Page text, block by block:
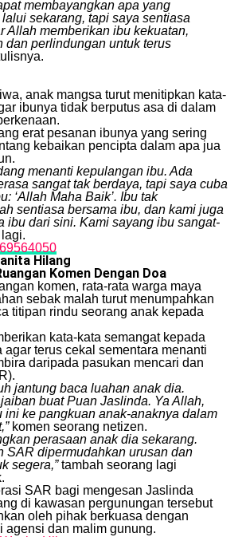
membayangkan apa yang
sekarang, tapi saya sentiasa
Allah memberikan ibu kekuatan,
dan perlindungan untuk terus
anak mangsa turut menitipkan kata-
ibunya tidak berputus asa di dalam
erat pesanan ibunya yang sering
kebaikan pencipta dalam apa jua
menanti kepulangan ibu. Ada
sangat tak berdaya, tapi saya cuba
‘Allah Maha Baik’. Ibu tak
sentiasa bersama ibu, dan kami juga
ibu dari sini. Kami sayang ibu sangat-
Hilang
Komen Dengan Doa
komen, rata-rata warga maya
sebak malah turut menumpahkan
titipan rindu seorang anak kepada
kata-kata semangat kepada
agar terus cekal sementara menanti
daripada pasukan mencari dan
jantung baca luahan anak dia.
buat Puan Jaslinda. Ya Allah,
ini ke pangkuan anak-anaknya dalam
komen seorang netizen.
perasaan anak dia sekarang.
SAR dipermudahkan urusan dan
segera,”tambah seorang lagi
SAR bagi mengesan Jaslinda
di kawasan pergunungan tersebut
oleh pihak berkuasa dengan
agensi dan malim gunung.